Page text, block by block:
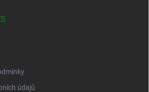
údajů